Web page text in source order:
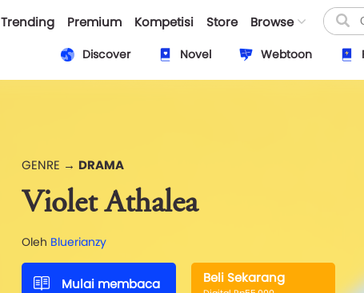
Trending Premium Kompetisi Store Browse
Discover Novel Webtoon
GENRE → DRAMA
Violet Athalea
Oleh Bluerianzy
Mulai membaca Beli Sekarang